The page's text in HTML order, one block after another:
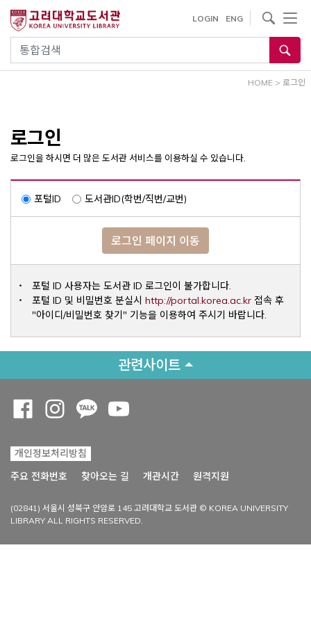
건
통합검색
LOGIN ENG
사이트내 검색
HOME > 로그인
로그인
로그인을 하시면 더 많은 도서관 서비스를 이용하실 수 있습니다.
포털ID 도서관ID(학번/직번/교번)
로그인 페이지 이동
포털 ID 사용자는 도서관 ID 로그인이 불가합니다.
포털 ID 및 비밀번호 분실시 http://portal.korea.ac.krOpens a
접속 후
"아이디/비밀번호 찾기" 기능을 이용하여 주시기 바랍니다.
관련사이트
개인정보처리방침
주요 전화번호
찾아오는 길 개관시간 원격지원
(02841) 서울시 성북구 안암로 145 고려대학교 도서관 © KOREA UNIVERSITY
LIBRARY ALL RIGHTS RESERVED.
Opens a new window
Opens a new window
Opens a new window